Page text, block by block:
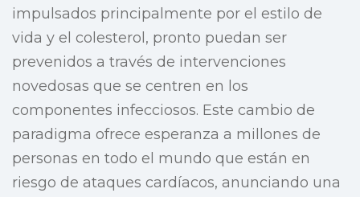
impulsados principalmente por el estilo de
vida y el colesterol, pronto puedan ser
prevenidos a través de intervenciones
novedosas que se centren en los
componentes infecciosos. Este cambio de
paradigma ofrece esperanza a millones de
personas en todo el mundo que están en
riesgo de ataques cardíacos, anunciando una